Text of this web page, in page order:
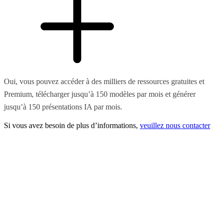
Oui, vous pouvez accéder à des milliers de ressources gratuites et
Premium, télécharger jusqu’à 150 modèles par mois et générer
jusqu’à 150 présentations IA par mois.
Si vous avez besoin de plus d’informations, veuillez nous contacter